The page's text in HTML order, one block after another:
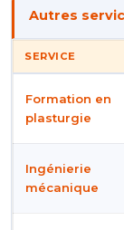
Autres
SERVICE
Formation en
plasturgie
Ingénierie
mécanique